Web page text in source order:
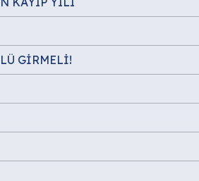
GİRMELİ!